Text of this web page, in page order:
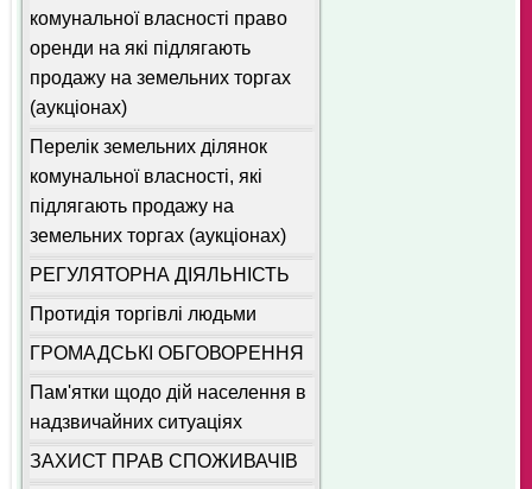
комунальної власності право
оренди на які підлягають
продажу на земельних торгах
(аукціонах)
Перелік земельних ділянок
комунальної власності, які
підлягають продажу на
земельних торгах (аукціонах)
РЕГУЛЯТОРНА ДІЯЛЬНІСТЬ
Протидія торгівлі людьми
ГРОМАДСЬКІ ОБГОВОРЕННЯ
Пам'ятки щодо дій населення в
надзвичайних ситуаціях
ЗАХИСТ ПРАВ СПОЖИВАЧІВ